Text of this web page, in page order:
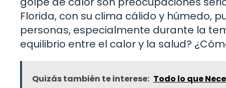
Florida, con su clima cálido y húmedo,
personas, especialmente durante la
equilibrio entre el calor y la salud?
Quizás también te interese: Todo lo que